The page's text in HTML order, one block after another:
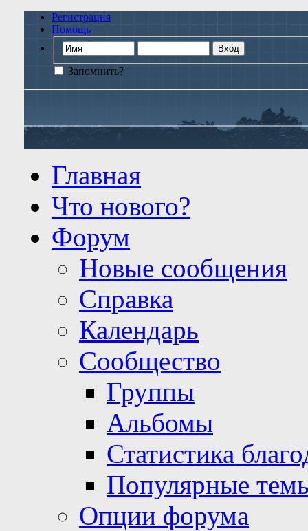
Регистрация
Помощь
Запомнить?
Главная
Что нового?
Форум
Новые сообщения
Справка
Календарь
Сообщество
Группы
Альбомы
Статистика
Популярные
Опции форума